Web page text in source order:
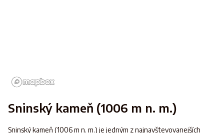
Sninský kameň (1006 m n. m.)
Sninský kameň (1006 m n. m.) je jedným z najnavštevovanejších